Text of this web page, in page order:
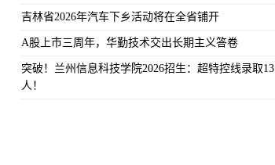
吉林省2026年汽车下乡活动将在全省铺开
A股上市三周年，华勤技术交出长期主义答卷
突破！兰州信息科技学院2026招生：超特控线录取13
人！